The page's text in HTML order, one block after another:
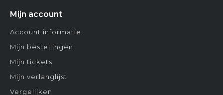
Mijn account
Account informatie
Mijn bestellingen
Mijn tickets
Mijn verlanglijst
Vergelijken